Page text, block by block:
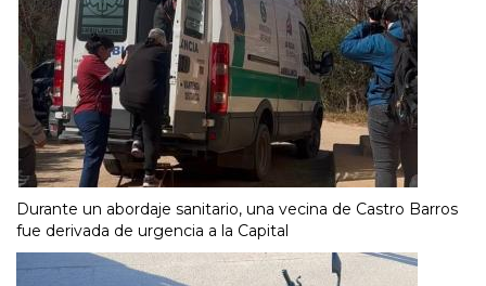
Durante un abordaje sanitario, una vecina de Castro Barros
fue derivada de urgencia a la Capital